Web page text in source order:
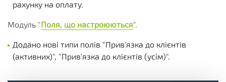
рахунку на оплату.
Модуль "Поля, що настроюються".
Додано нові типи полів "Прив'язка до клієнтів
(активних)", "Прив'язка до клієнтів (усім)".